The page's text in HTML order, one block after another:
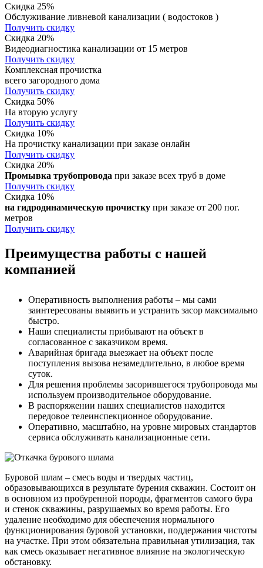
Скидка 25%
Обслуживание ливневой канализации ( водостоков )
Получить скидку
Скидка 20%
Видеодиагностика канализации от 15 метров
Получить скидку
Комплексная прочистка
всего загородного дома
Получить скидку
Скидка 50%
На вторую услугу
Получить скидку
Скидка 10%
На прочистку канализации при заказе онлайн
Получить скидку
Скидка 20%
Промывка трубопровода при заказе всех труб в доме
Получить скидку
Скидка 10%
на гидродинамическую прочистку при заказе от 200 пог.
метров
Получить скидку
Преимущества работы с нашей
компанией
Оперативность выполнения работы – мы сами
заинтересованы выявить и устранить засор максимально
быстро.
Наши специалисты прибывают на объект в
согласованное с заказчиком время.
Аварийная бригада выезжает на объект после
поступления вызова незамедлительно, в любое время
суток.
Для решения проблемы засорившегося трубопровода мы
используем производительное оборудование.
В распоряжении наших специалистов находится
передовое телеинспекционное оборудование.
Оперативно, масштабно, на уровне мировых стандартов
сервиса обслуживать канализационные сети.
Буровой шлам – смесь воды и твердых частиц,
образовывающихся в результате бурения скважин. Состоит он
в основном из пробуренной породы, фрагментов самого бура
и стенок скважины, разрушаемых во время работы. Его
удаление необходимо для обеспечения нормального
функционирования буровой установки, поддержания чистоты
на участке. При этом обязательна правильная утилизация, так
как смесь оказывает негативное влияние на экологическую
обстановку.